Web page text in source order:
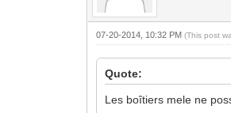
07-20-2014, 10:32 PM(This post
Quote:
Les boîtiers mele ne